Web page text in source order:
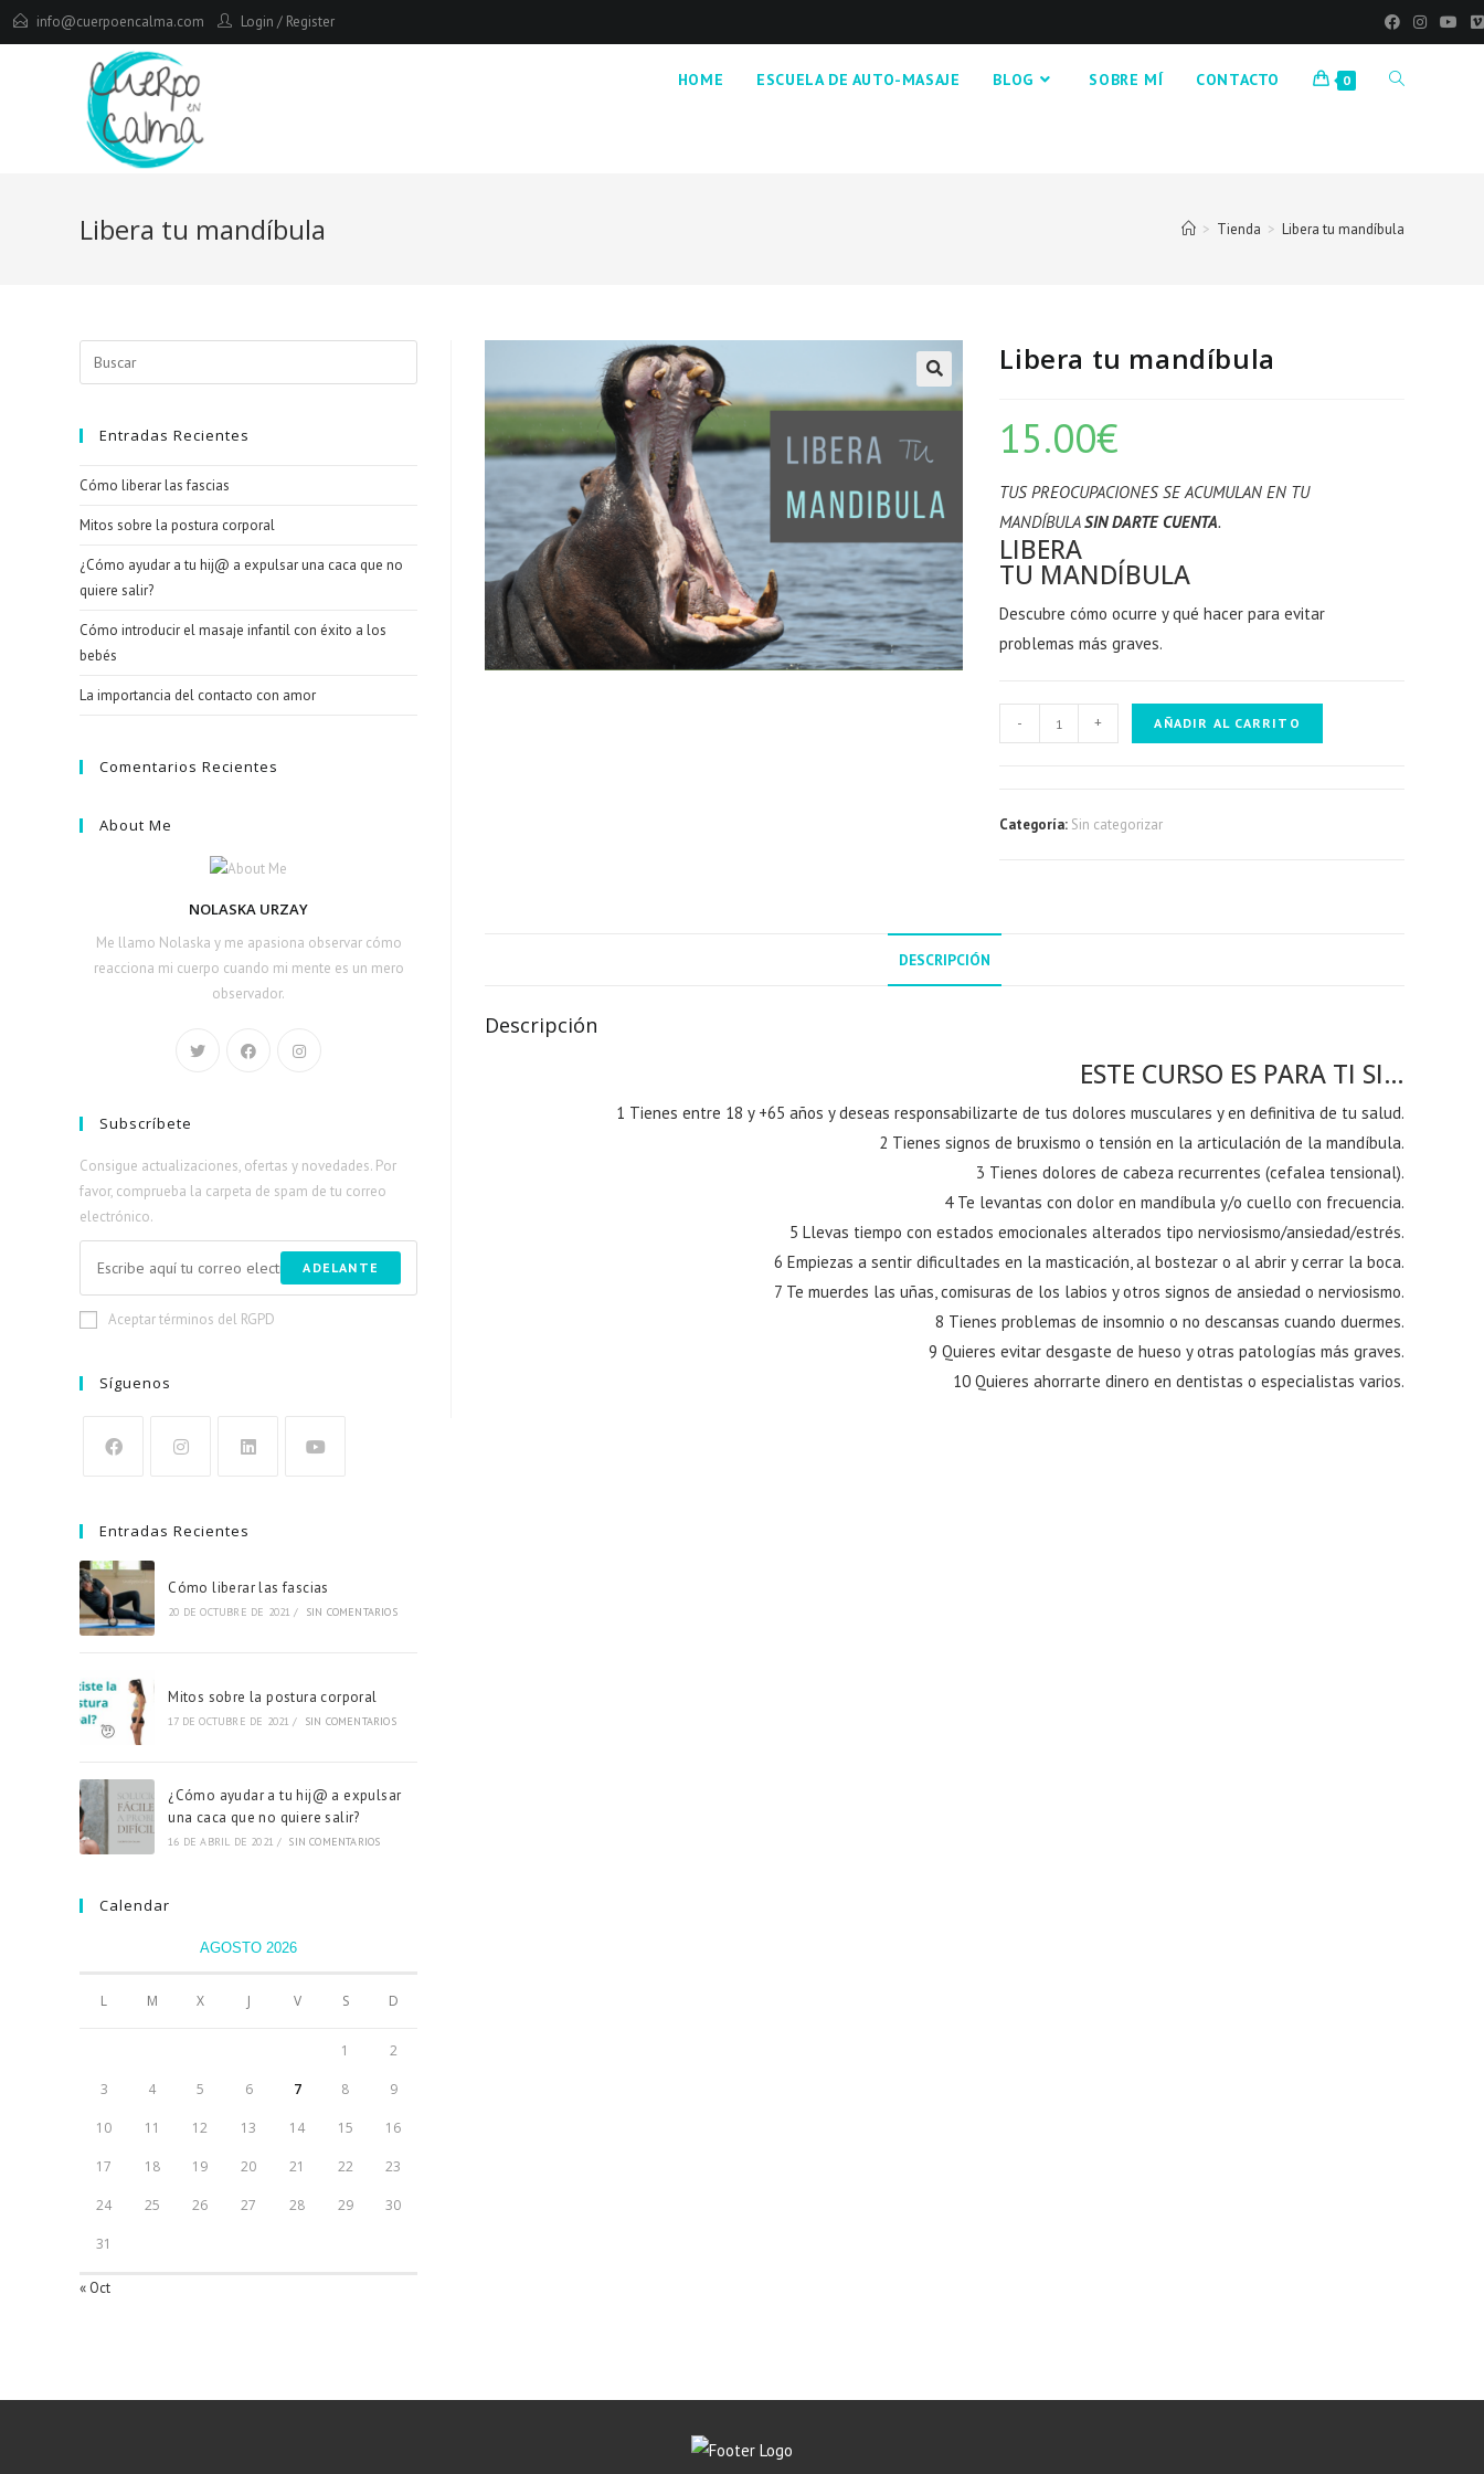
Saltar
al
info@cuerpoencalma.com Login / Register
HOME ESCUELA DE AUTO-MASAJE BLOG SOBRE MÍ CONTACTO 0
Libera tu mandíbula > Tienda > Libera tu mandíbula
Libera tu mandíbula
15.00€
TUS PREOCUPACIONES SE ACUMULAN EN TU
MANDÍBULASIN DARTE CUENTA.
LIBERA
TU MANDÍBULA
Descubre cómo ocurre y qué hacer para evitar
problemas más graves.
tu
- + AÑADIR AL CARRITO
Categoría: Sin categorizar
DESCRIPCIÓN
Descripción
ESTE CURSO ES PARA TI SI…
1 Tienes entre 18 y +65 años y deseas responsabilizarte de tus dolores musculares y en definitiva de tu salud.
2 Tienes signos de bruxismo o tensión en la articulación de la mandíbula.
3 Tienes dolores de cabeza recurrentes (cefalea tensional).
4 Te levantas con dolor en mandíbula y/o cuello con frecuencia.
5 Llevas tiempo con estados emocionales alterados tipo nerviosismo/ansiedad/estrés.
6 Empiezas a sentir dificultades en la masticación, al bostezar o al abrir y cerrar la boca.
7 Te muerdes las uñas, comisuras de los labios y otros signos de ansiedad o nerviosismo.
8 Tienes problemas de insomnio o no descansas cuando duermes.
9 Quieres evitar desgaste de hueso y otras patologías más graves.
10 Quieres ahorrarte dinero en dentistas o especialistas varios.
Buscar
en
webEntradas Recientes
Cómo liberar las fascias
Mitos sobre la postura corporal
¿Cómo ayudar a tu hij@ a expulsar una caca que no
quiere salir?
Cómo introducir el masaje infantil con éxito a los
bebés
La importancia del contacto con amor
Comentarios Recientes
About Me
NOLASKA URZAY
Me llamo Nolaska y me apasiona observar cómo
reacciona mi cuerpo cuando mi mente es un mero
observador.
Subscríbete
Consigue actualizaciones, ofertas y novedades. Por
favor, comprueba la carpeta de spam de tu correo
electrónico.
ADELANTE
Aceptar términos del RGPD
Síguenos
Entradas Recientes
Cómo liberar las fascias
20 DE OCTUBRE DE 2021 / SIN COMENTARIOS
Mitos sobre la postura corporal
17 DE OCTUBRE DE 2021 / SIN COMENTARIOS
¿Cómo ayudar a tu hij@ a expulsar
una caca que no quiere salir?
16 DE ABRIL DE 2021 / SIN COMENTARIOS
Calendar
AGOSTO 2026
L M X J V S D
1 2
3 4 5 6 7 8 9
10 11 12 13 14 15 16
17 18 19 20 21 22 23
24 25 26 27 28 29 30
31
« Oct